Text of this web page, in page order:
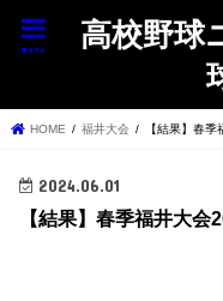
高校野球
menu
HOME 福井大会 【結果】春
2024.06.01
【結果】春季福井大会